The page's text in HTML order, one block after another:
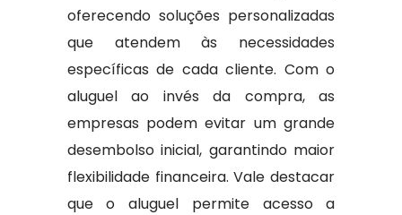
oferecendo soluções personalizadas
que atendem às necessidades
específicas de cada cliente. Com o
aluguel ao invés da compra, as
empresas podem evitar um grande
desembolso inicial, garantindo maior
flexibilidade financeira. Vale destacar
que o aluguel permite acesso a